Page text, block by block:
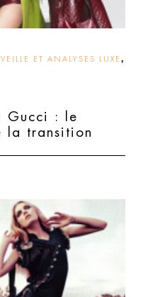
ET ANALYSES LUXE ,
Gucci : le
la transition